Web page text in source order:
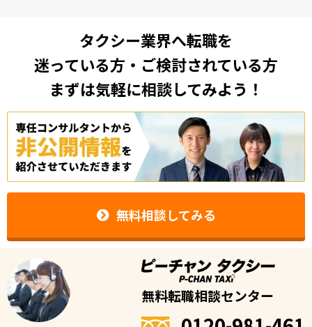
タクシー業界へ転職を
迷っている方・ご検討されている方
まずは気軽に相談してみよう！
無料相談してみる
無料転職相談センター